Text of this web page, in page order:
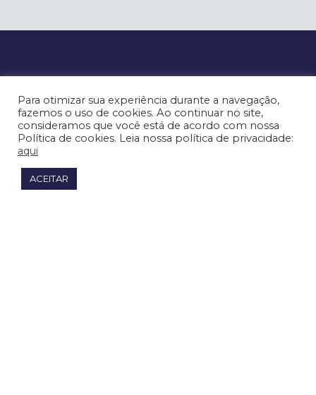
Para otimizar sua experiência durante a navegação,
fazemos o uso de cookies. Ao continuar no site,
consideramos que você está de acordo com nossa
Política de cookies. Leia nossa política de privacidade:
aqui
ACEITAR